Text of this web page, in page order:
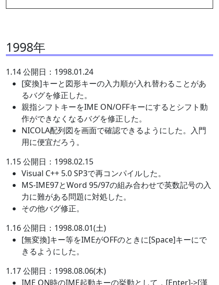
1998年
1.14 公開日：1998.01.24
[変換]キーと図形キーの入力順が入れ替わることがあ
るバグを修正した。
親指シフトキーをIME ON/OFFキーにするとシフト動
作ができなくなるバグを修正した。
NICOLA配列図を画面で確認できるようにした。入門
用に便宜だろう。
1.15 公開日：1998.02.15
Visual C++ 5.0 SP3で再コンパイルした。
MS-IME97とWord 95/97の組み合わせで英数記号の入
力に難がある問題に対処した。
その他バグ修正。
1.16 公開日：1998.08.01(土)
[無変換]キー等をIMEがOFFのときに[Space]キーにで
きるようにした。
1.17 公開日：1998.08.06(木)
IME ON時のIME起動キーの挙動として，[Enter]->[漢